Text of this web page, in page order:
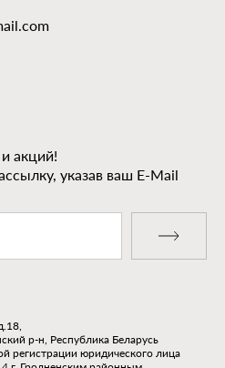
акций!
указав ваш E-Mail
р-н, Республика Беларусь
регистрации юридического лица